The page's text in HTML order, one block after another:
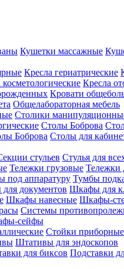
Кушетки массажные
Кресла гериатрические
косметологические Кресла
Кровати
Общелабораторная мебель
Столики
Столы Боброва
Боброва Столы для
стульев Стулья для
Тележки грузовые Тележки
под аппаратуру Тумбы
документов Шкафы для
Шкафы навесные Шкафы-
Системы
сейфы
Стойки приборные
Штативы для эндоскопов
для биксов Подставки